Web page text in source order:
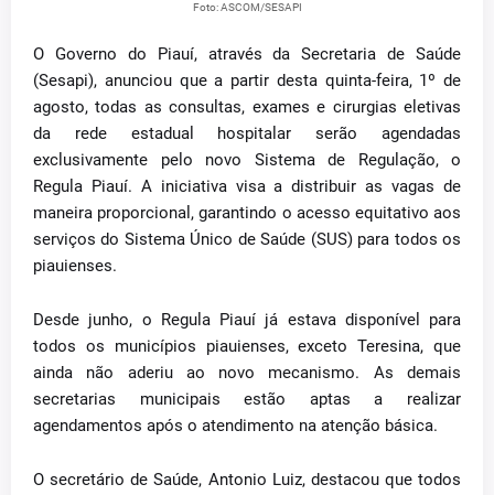
Foto: ASCOM/SESAPI
O Governo do Piauí, através da Secretaria de Saúde
(Sesapi), anunciou que a partir desta quinta-feira, 1º de
agosto, todas as consultas, exames e cirurgias eletivas
da rede estadual hospitalar serão agendadas
exclusivamente pelo novo Sistema de Regulação, o
Regula Piauí. A iniciativa visa a distribuir as vagas de
maneira proporcional, garantindo o acesso equitativo aos
serviços do Sistema Único de Saúde (SUS) para todos os
piauienses.
Desde junho, o Regula Piauí já estava disponível para
todos os municípios piauienses, exceto Teresina, que
ainda não aderiu ao novo mecanismo. As demais
secretarias municipais estão aptas a realizar
agendamentos após o atendimento na atenção básica.
O secretário de Saúde, Antonio Luiz, destacou que todos